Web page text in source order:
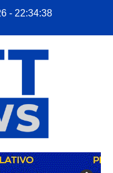
- 22:34:39